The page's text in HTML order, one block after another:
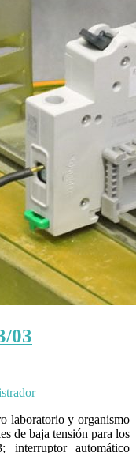
03
laboratorio y organismo
de baja tensión para los
interruptor automático